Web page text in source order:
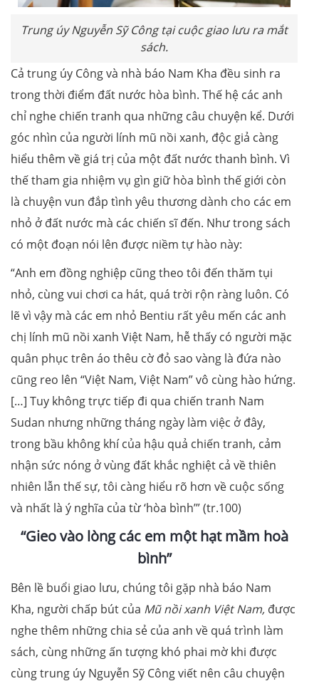
Trung úy Nguyễn Sỹ Công tại cuộc giao lưu ra mắt
sách.
Cả trung úy Công và nhà báo Nam Kha đều sinh ra
trong thời điểm đất nước hòa bình. Thế hệ các anh
chỉ nghe chiến tranh qua những câu chuyện kể. Dưới
góc nhìn của người lính mũ nồi xanh, độc giả càng
hiểu thêm về giá trị của một đất nước thanh bình. Vì
thế tham gia nhiệm vụ gìn giữ hòa bình thế giới còn
là chuyện vun đắp tình yêu thương dành cho các em
nhỏ ở đất nước mà các chiến sĩ đến. Như trong sách
có một đoạn nói lên được niềm tự hào này:
“Anh em đồng nghiệp cũng theo tôi đến thăm tụi
nhỏ, cùng vui chơi ca hát, quá trời rộn ràng luôn. Có
lẽ vì vậy mà các em nhỏ Bentiu rất yêu mến các anh
chị lính mũ nồi xanh Việt Nam, hễ thấy có người mặc
quân phục trên áo thêu cờ đỏ sao vàng là đứa nào
cũng reo lên “Việt Nam, Việt Nam” vô cùng hào hứng.
[…] Tuy không trực tiếp đi qua chiến tranh Nam
Sudan nhưng những tháng ngày làm việc ở đây,
trong bầu không khí của hậu quả chiến tranh, cảm
nhận sức nóng ở vùng đất khắc nghiệt cả về thiên
nhiên lẫn thế sự, tôi càng hiểu rõ hơn về cuộc sống
và nhất là ý nghĩa của từ ‘hòa bình’” (tr.100)
“Gieo vào lòng các em một hạt mầm hoà
bình”
Bên lề buổi giao lưu, chúng tôi gặp nhà báo Nam
Kha, người chấp bút của Mũ nồi xanh Việt Nam, được
nghe thêm những chia sẻ của anh về quá trình làm
sách, cùng những ấn tượng khó phai mờ khi được
cùng trung úy Nguyễn Sỹ Công viết nên câu chuyện